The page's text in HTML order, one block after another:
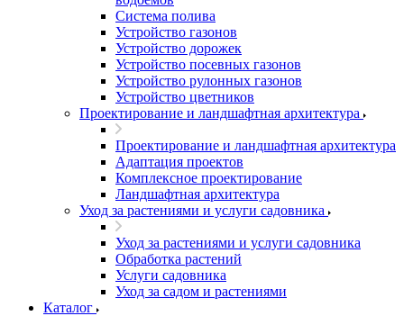
Система полива
Устройство газонов
Устройство дорожек
Устройство посевных газонов
Устройство рулонных газонов
Устройство цветников
Проектирование и ландшафтная архитектура
Проектирование и ландшафтная архитектура
Адаптация проектов
Комплексное проектирование
Ландшафтная архитектура
Уход за растениями и услуги садовника
Уход за растениями и услуги садовника
Обработка растений
Услуги садовника
Уход за садом и растениями
Каталог